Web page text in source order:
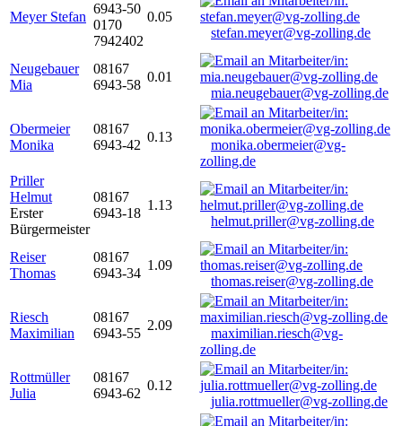
Meyer Stefan
6943-50
0170
7942402
0.05
stefan.meyer@vg-zolling.de
Neugebauer
Mia
08167
6943-58
0.01
mia.neugebauer@vg-zolling.de
Obermeier
Monika
08167
6943-42
0.13
monika.obermeier@vg-
zolling.de
Priller
Helmut
Erster
Bürgermeister
08167
6943-18
1.13
helmut.priller@vg-zolling.de
Reiser
Thomas
08167
6943-34
1.09
thomas.reiser@vg-zolling.de
Riesch
Maximilian
08167
6943-55
2.09
maximilian.riesch@vg-
zolling.de
Rottmüller
Julia
08167
6943-62
0.12
julia.rottmueller@vg-zolling.de